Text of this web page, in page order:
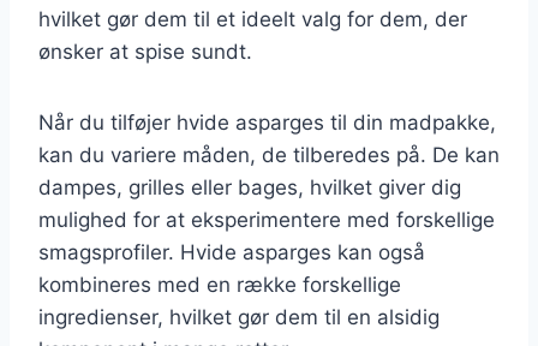
hvilket gør dem til et ideelt valg for dem, der
ønsker at spise sundt.
Når du tilføjer hvide asparges til din madpakke,
kan du variere måden, de tilberedes på. De kan
dampes, grilles eller bages, hvilket giver dig
mulighed for at eksperimentere med forskellige
smagsprofiler. Hvide asparges kan også
kombineres med en række forskellige
ingredienser, hvilket gør dem til en alsidig